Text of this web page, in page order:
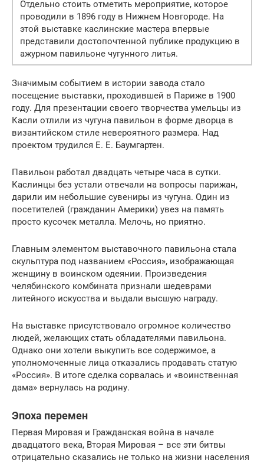
Отдельно стоить отметить мероприятие, которое
проводили в 1896 году в Нижнем Новгороде. На
этой выставке каслинские мастера впервые
представили достопочтенной публике продукцию в
ажурном павильоне чугунного литья.
Значимым событием в истории завода стало
посещение выставки, проходившей в Париже в 1900
году. Для презентации своего творчества умельцы из
Касли отлили из чугуна павильон в форме дворца в
византийском стиле невероятного размера. Над
проектом трудился Е. Е. Баумгартен.
Павильон работал двадцать четыре часа в сутки.
Каслинцы без устали отвечали на вопросы парижан,
дарили им небольшие сувениры из чугуна. Один из
посетителей (гражданин Америки) увез на память
просто кусочек металла. Мелочь, но приятно.
Главным элементом выставочного павильона стала
скульптура под названием «Россия», изображающая
женщину в воинском одеянии. Произведения
челябинского комбината признали шедеврами
литейного искусства и выдали высшую награду.
На выставке присутствовало огромное количество
людей, желающих стать обладателями павильона.
Однако они хотели выкупить все содержимое, а
уполномоченные лица отказались продавать статую
«Россия». В итоге сделка сорвалась и «воинственная
дама» вернулась на родину.
Эпоха перемен
Первая Мировая и Гражданская война в начале
двадцатого века, Вторая Мировая – все эти битвы
отрицательно сказались не только на жизни населения